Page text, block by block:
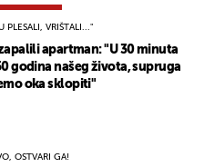
PLESALI, VRIŠTALI..."
apartman: "U 30 minuta
godina našeg života, supruga
oka sklopiti"
OSTVARI GA!